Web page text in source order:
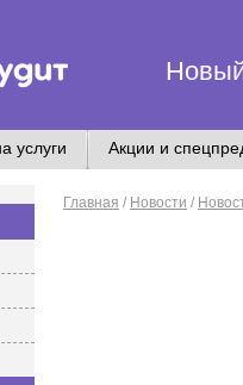
услуги Акции и
Главная / Новости /